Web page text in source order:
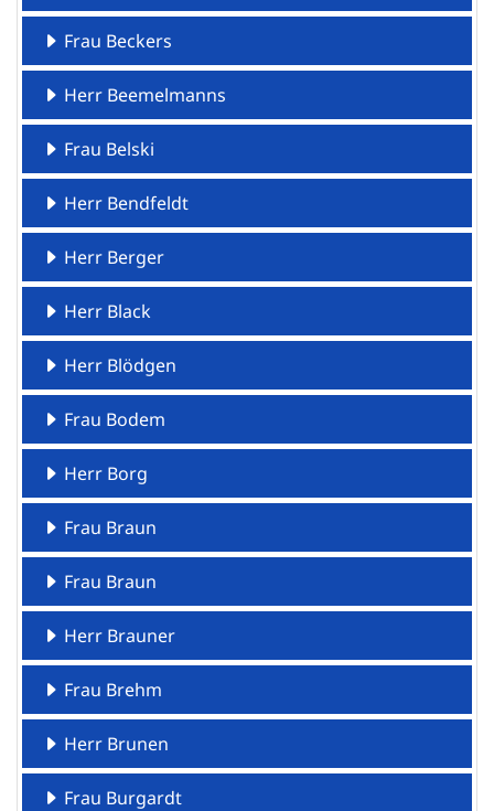
Frau Beckers
Herr Beemelmanns
Frau Belski
Herr Bendfeldt
Herr Berger
Herr Black
Herr Blödgen
Frau Bodem
Herr Borg
Frau Braun
Frau Braun
Herr Brauner
Frau Brehm
Herr Brunen
Frau Burgardt